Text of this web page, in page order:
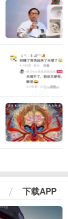
下载APP